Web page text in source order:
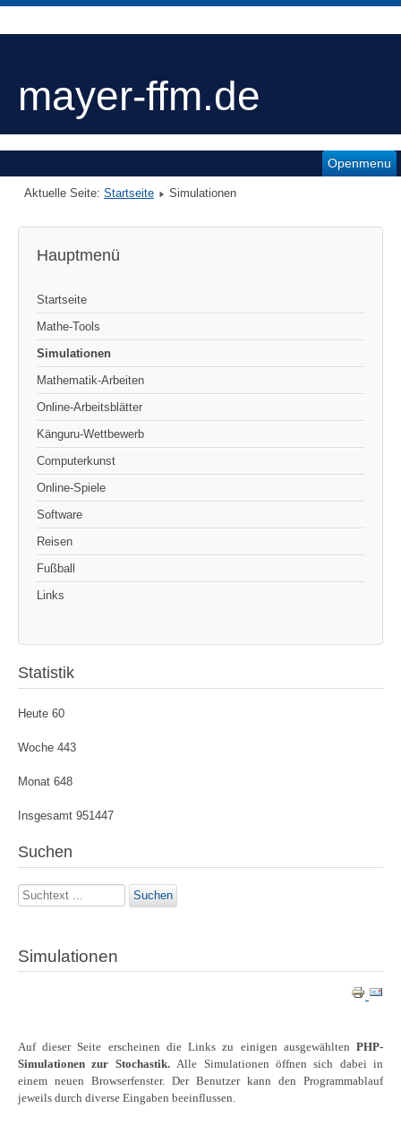
mayer-ffm.de
Openmenu
Aktuelle Seite: Startseite Simulationen
Hauptmenü
Startseite
Mathe-Tools
Simulationen
Mathematik-Arbeiten
Online-Arbeitsblätter
Känguru-Wettbewerb
Computerkunst
Online-Spiele
Software
Reisen
Fußball
Links
Statistik
Heute 60
Woche 443
Monat 648
Insgesamt 951447
Suchen
Suchen
Suchen
Simulationen
Auf dieser Seite erscheinen die Links zu einigen ausgewählten PHP-
Simulationen zur Stochastik. Alle Simulationen öffnen sich dabei in
einem neuen Browserfenster. Der Benutzer kann den Programmablauf
jeweils durch diverse Eingaben beeinflussen.